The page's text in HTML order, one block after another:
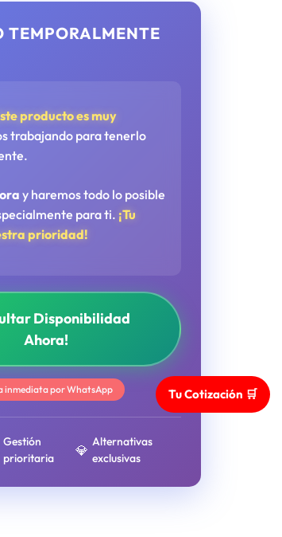
TEMPORALMENTE
producto es muy
trabajando para tenerlo
y haremos todo lo posible
para ti. ¡Tu
prioridad!
Disponibilidad
Ahora!
inmediata por WhatsApp
Gestión
prioritaria
💎
Alternativas
exclusivas
Tu Cotización 🛒